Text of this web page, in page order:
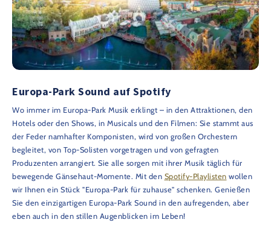
Europa-Park Sound auf Spotify
Wo immer im Europa-Park Musik erklingt – in den Attraktionen, den
Hotels oder den Shows, in Musicals und den Filmen: Sie stammt aus
der Feder namhafter Komponisten, wird von großen Orchestern
begleitet, von Top-Solisten vorgetragen und von gefragten
Produzenten arrangiert. Sie alle sorgen mit ihrer Musik täglich für
bewegende Gänsehaut-Momente. Mit den Spotify-Playlisten wollen
wir Ihnen ein Stück "Europa-Park für zuhause" schenken. Genießen
Sie den einzigartigen Europa-Park Sound in den aufregenden, aber
eben auch in den stillen Augenblicken im Leben!